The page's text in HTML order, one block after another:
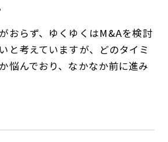
おらず、ゆくゆくはM&Aを検討
と考えていますが、どのタイミ
悩んでおり、なかなか前に進み